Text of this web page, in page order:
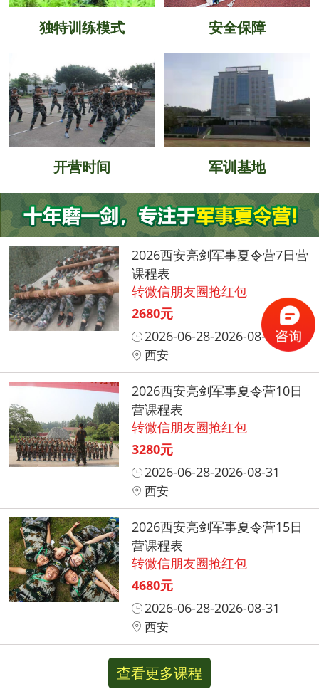
独特训练模式 安全保障
开营时间 军训基地
2026西安亮剑军事夏令营7日营
课程表
转微信朋友圈抢红包
2680元
2026-06-28-2026-08-31
西安
2026西安亮剑军事夏令营10日
营课程表
转微信朋友圈抢红包
3280元
2026-06-28-2026-08-31
西安
2026西安亮剑军事夏令营15日
营课程表
转微信朋友圈抢红包
4680元
2026-06-28-2026-08-31
西安
查看更多课程